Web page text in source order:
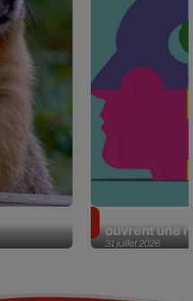
31 juillet 2026
ouvrent une